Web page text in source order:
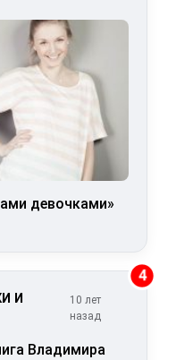
девочками»
4
И
10 лет
назад
Владимира